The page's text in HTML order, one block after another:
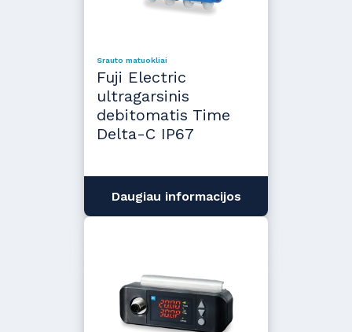
Srauto matuokliai
Fuji Electric
ultragarsinis
debitomatis Time
Delta-C IP67
Daugiau informacijos